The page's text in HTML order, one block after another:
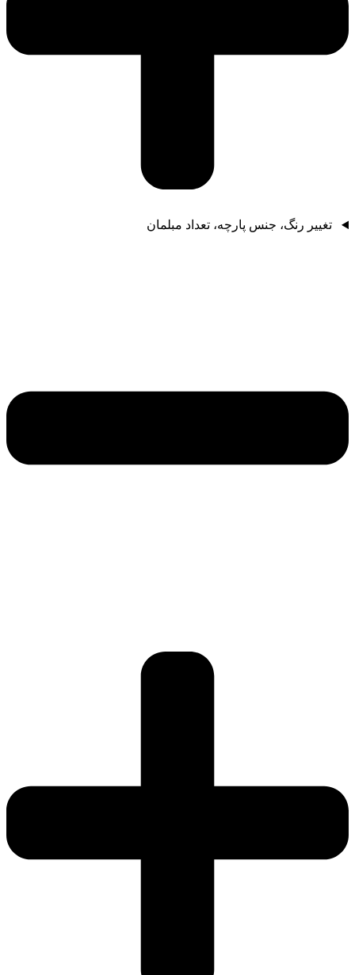
تغییر رنگ، جنس پارچه، تعداد مبلمان